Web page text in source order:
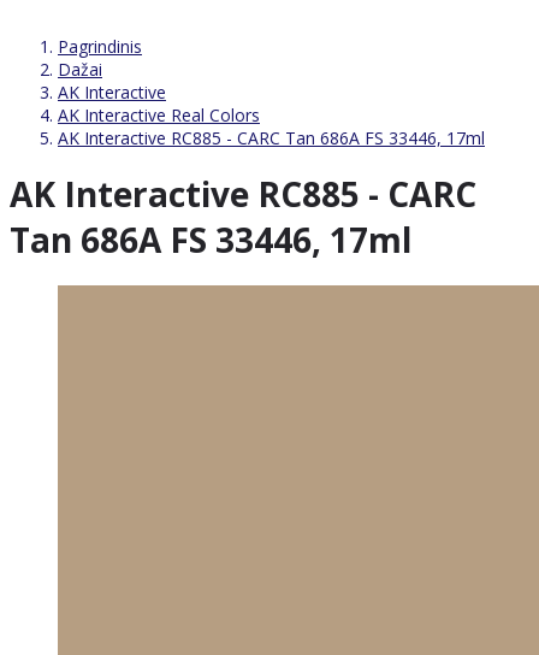
Pagrindinis
Dažai
AK Interactive
AK Interactive Real Colors
AK Interactive RC885 - CARC Tan 686A FS 33446, 17ml
AK Interactive RC885 - CARC
Tan 686A FS 33446, 17ml